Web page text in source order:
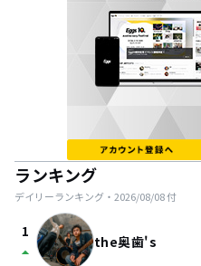
ランキング
デイリーランキング・ 2026/08/08付
1
arrow_drop_up the奥歯's